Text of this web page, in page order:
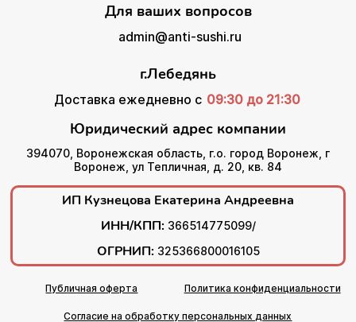
Для ваших вопросов
admin@anti-sushi.ru
г.Лебедянь
Доставка ежедневно с 09:30 до 21:30
Юридический адрес компании
394070, Воронежская область, г.о. город Воронеж, г
Воронеж, ул Тепличная, д. 20, кв. 84
ИП Кузнецова Екатерина Андреевна
ИНН/КПП: 366514775099/
ОГРНИП: 325366800016105
Публичная оферта Политика конфиденциальности
Согласие на обработку персональных данных